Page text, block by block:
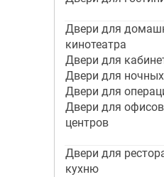
Двери для
кинотеатра
Двери для
Двери для
Двери для
Двери для
центров
Двери для
кухню